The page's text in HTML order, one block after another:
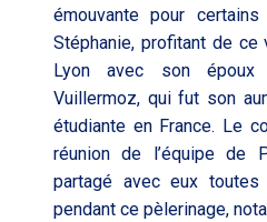
émouvante pour
Stéphanie, profitant de ce
Lyon avec son époux
Vuillermoz, qui fut son
étudiante en France. Le
réunion de l’équipe de
partagé avec eux
pendant ce pèlerinage,